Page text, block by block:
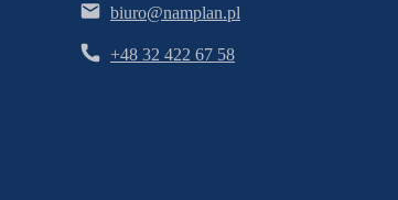
biuro@namplan.pl
+48 32 422 67 58